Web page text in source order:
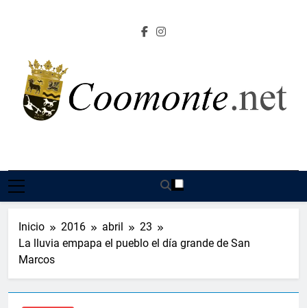
Coomonte.net |
Coomonte
Inicio 2016 abril
23
La lluvia empapa el pueblo el día grande de San
Marcos